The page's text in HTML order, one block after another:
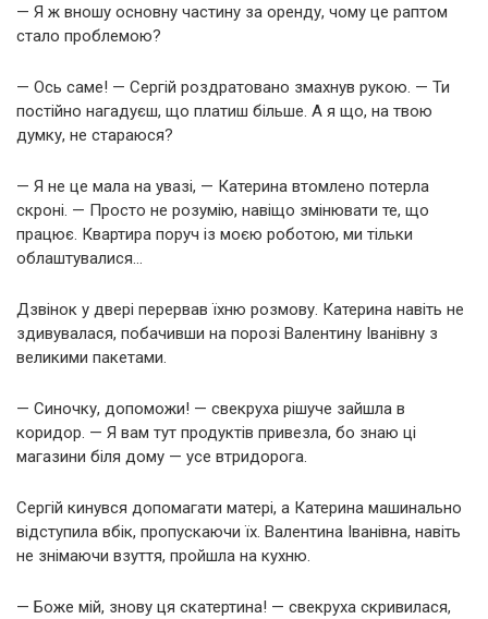
— Я ж вношу основну частину за оренду, чому це раптом
стало проблемою?
— Ось саме! — Сергій роздратовано змахнув рукою. — Ти
постійно нагадуєш, що платиш більше. А я що, на твою
думку, не стараюся?
— Я не це мала на увазі, — Катерина втомлено потерла
скроні. — Просто не розумію, навіщо змінювати те, що
працює. Квартира поруч із моєю роботою, ми тільки
облаштувалися…
Дзвінок у двері перервав їхню розмову. Катерина навіть не
здивувалася, побачивши на порозі Валентину Іванівну з
великими пакетами.
— Синочку, допоможи! — свекруха рішуче зайшла в
коридор. — Я вам тут продуктів привезла, бо знаю ці
магазини біля дому — усе втридорога.
Сергій кинувся допомагати матері, а Катерина машинально
відступила вбік, пропускаючи їх. Валентина Іванівна, навіть
не знімаючи взуття, пройшла на кухню.
— Боже мій, знову ця скатертина! — свекруха скривилася,